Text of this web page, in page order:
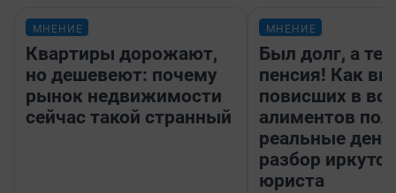
МНЕНИЕ
Квартиры дорожают,
но дешевеют: почему
рынок недвижимости
сейчас такой странный
МНЕНИЕ
Был долг, а
пенсия! Как
повисших в
алиментов
реальные
разбор
юриста